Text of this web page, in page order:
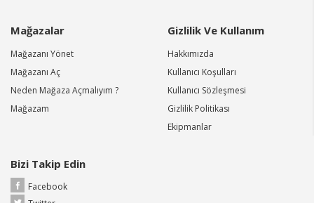
Mağazalar
Mağazanı Yönet
Mağazanı Aç
Neden Mağaza Açmalıyım ?
Mağazam
Gizlilik Ve Kullanım
Hakkımızda
Kullanıcı Koşulları
Kullanıcı Sözleşmesi
Gizlilik Politikası
Ekipmanlar
Bizi Takip Edin
Facebook